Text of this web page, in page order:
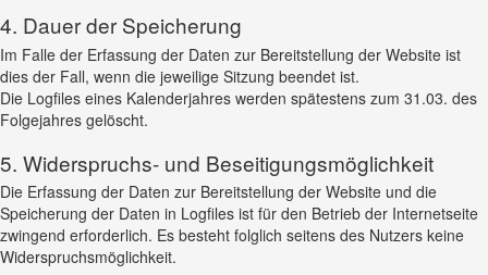
4. Dauer der Speicherung
Im Falle der Erfassung der Daten zur Bereitstellung der Website ist
dies der Fall, wenn die jeweilige Sitzung beendet ist.
Die Logfiles eines Kalenderjahres werden spätestens zum 31.03. des
Folgejahres gelöscht.
5. Widerspruchs- und Beseitigungsmöglichkeit
Die Erfassung der Daten zur Bereitstellung der Website und die
Speicherung der Daten in Logfiles ist für den Betrieb der Internetseite
zwingend erforderlich. Es besteht folglich seitens des Nutzers keine
Widerspruchsmöglichkeit.